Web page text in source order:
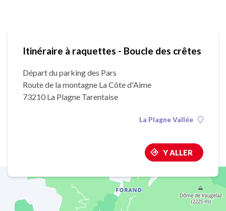
Itinéraire à raquettes - Boucle des crêtes
Départ du parking des Pars
Route de la montagne La Côte d'Aime
73210 La Plagne Tarentaise
La Plagne Vallée
Y ALLER